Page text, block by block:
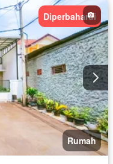
Diperbaharui
Rumah